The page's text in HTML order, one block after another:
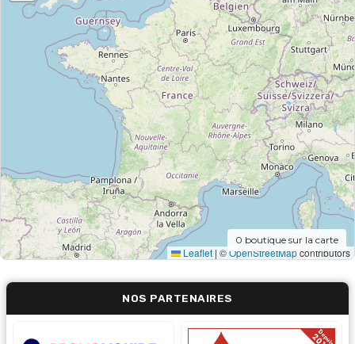
Leaflet | ©OpenStreetMapcontributors
0 boutique sur la carte
NOS PARTENAIRES